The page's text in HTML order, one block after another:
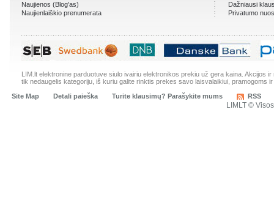
Naujienos (Blog'as)
Naujienlaiškio prenumerata
Dažniausi
Privatumo
LIM.lt elektronine parduotuve siulo ivairiu elektronikos prekiu už gera kaina. Akcijos
tik nedaugelis kategoriju, iš kuriu galite rinktis prekes savo laisvalaikiui, pramogoms ir
Site Map
Detali paieška Turite klausimų? Parašykite mums RSS
LIMLT ©